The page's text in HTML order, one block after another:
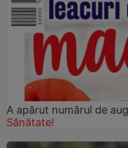
A apărut numărul de
Sănătate!